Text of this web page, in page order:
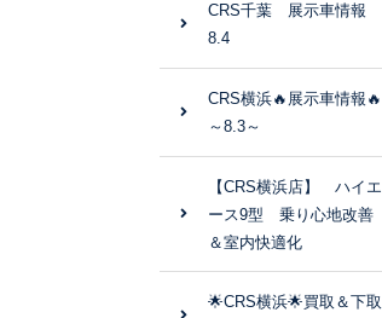
CRS千葉 展示車情報
8.4
CRS横浜🔥展示車情報🔥
～8.3～
【CRS横浜店】 ハイエ
ース9型 乗り心地改善
＆室内快適化
🌟CRS横浜🌟買取＆下取